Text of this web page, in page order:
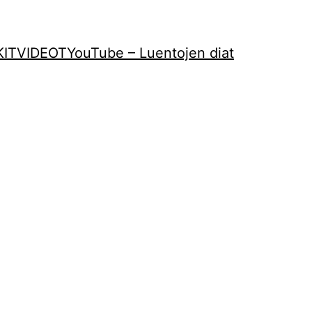
VIDEOTYouTube – Luentojen diat